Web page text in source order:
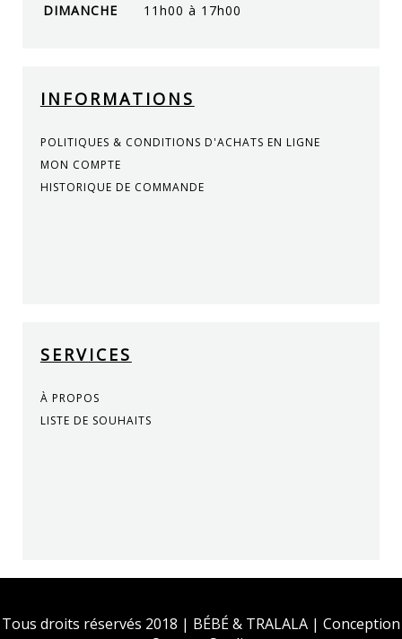
DIMANCHE
11h00 à 17h00
INFORMATIONS
POLITIQUES & CONDITIONS D'ACHATS EN LIGNE
MON COMPTE
HISTORIQUE DE COMMANDE
SERVICES
À PROPOS
LISTE DE SOUHAITS
Tous droits réservés 2018 | BÉBÉ & TRALALA | Conception